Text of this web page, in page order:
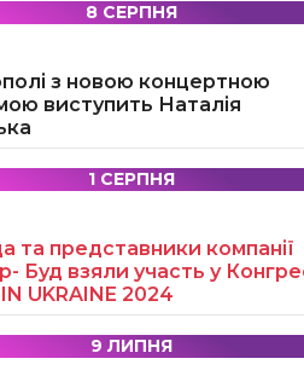
8 СЕРПНЯ
з новою концертною
виступить Наталія
1 СЕРПНЯ
та представники компанії
Буд взяли участь у
UKRAINE 2024
9 ЛИПНЯ